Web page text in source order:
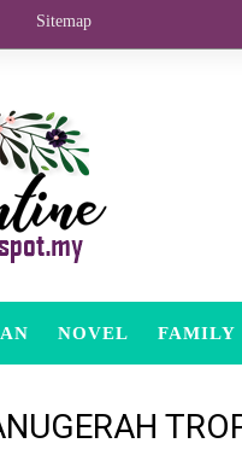
Sitemap
NOVEL FAMILY